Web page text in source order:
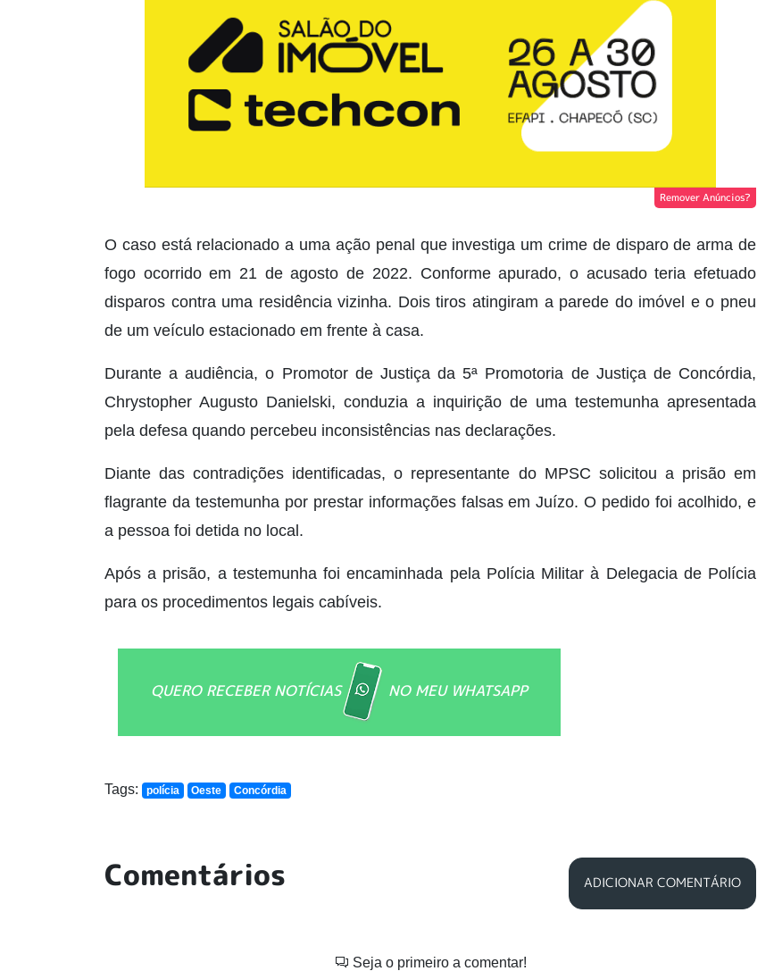
Remover Anúncios?
O caso está relacionado a uma ação penal que investiga um crime de disparo de arma de
fogo ocorrido em 21 de agosto de 2022. Conforme apurado, o acusado teria efetuado
disparos contra uma residência vizinha. Dois tiros atingiram a parede do imóvel e o pneu
de um veículo estacionado em frente à casa.
Durante a audiência, o Promotor de Justiça da 5ª Promotoria de Justiça de Concórdia,
Chrystopher Augusto Danielski, conduzia a inquirição de uma testemunha apresentada
pela defesa quando percebeu inconsistências nas declarações.
Diante das contradições identificadas, o representante do MPSC solicitou a prisão em
flagrante da testemunha por prestar informações falsas em Juízo. O pedido foi acolhido, e
a pessoa foi detida no local.
Após a prisão, a testemunha foi encaminhada pela Polícia Militar à Delegacia de Polícia
para os procedimentos legais cabíveis.
QUERO RECEBER NOTÍCIAS NO MEU WHATSAPP
Tags: polícia Oeste Concórdia
Comentários ADICIONAR COMENTÁRIO
Seja o primeiro a comentar!